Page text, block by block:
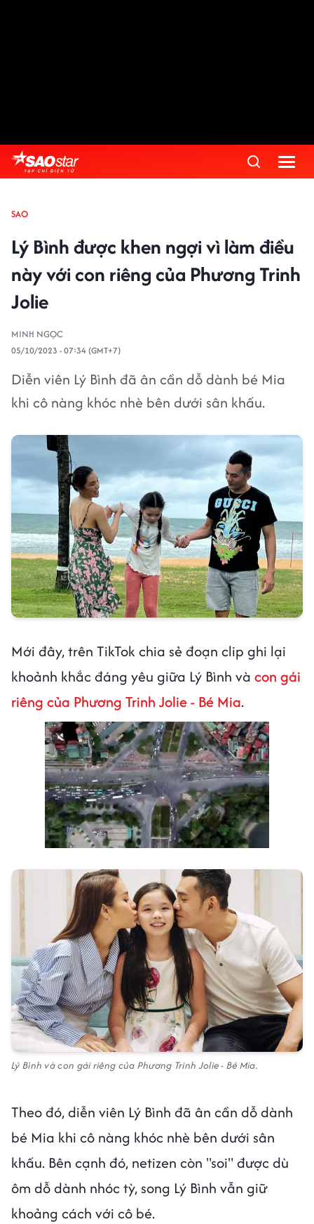
SAO
Lý Bình được khen ngợi vì làm điều
này với con riêng của Phương Trinh
Jolie
MINH NGỌC
05/10/2023 - 07:34 (GMT+7)
Diễn viên Lý Bình đã ân cần dỗ dành bé Mia
khi cô nàng khóc nhè bên dưới sân khấu.
Mới đây, trên TikTok chia sẻ đoạn clip ghi lại
khoảnh khắc đáng yêu giữa Lý Bình và con gái
riêng của Phương Trinh Jolie - Bé Mia.
Lý Bình và con gái riêng của Phương Trinh Jolie - Bé Mia.
Theo đó, diễn viên Lý Bình đã ân cần dỗ dành
bé Mia khi cô nàng khóc nhè bên dưới sân
khấu. Bên cạnh đó, netizen còn "soi" được dù
ôm dỗ dành nhóc tỳ, song Lý Bình vẫn giữ
khoảng cách với cô bé.